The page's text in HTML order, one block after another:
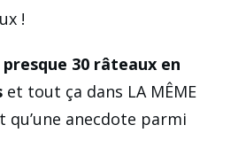
!
presque 30 râteaux en
et tout ça dans LA MÊME
qu’une anecdote parmi